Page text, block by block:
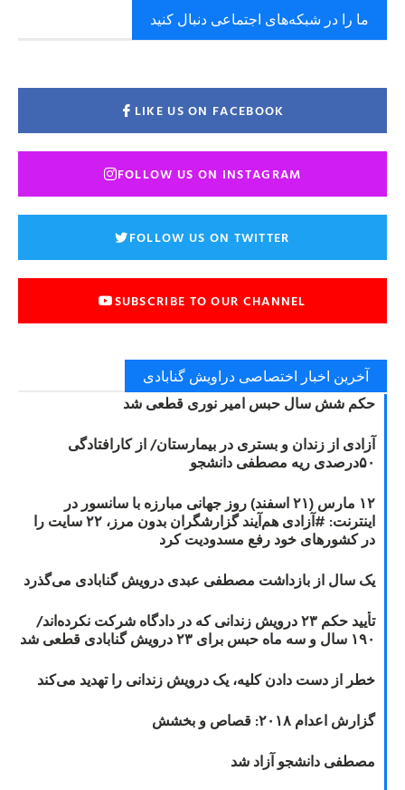
ما را در شبکه‌های اجتماعی دنبال کنید
LIKE US ON FACEBOOK
FOLLOW US ON INSTAGRAM
FOLLOW US ON TWITTER
SUBSCRIBE TO OUR CHANNEL
آخرین اخبار اختصاصی دراویش گنابادی
حکم شش سال حبس امیر نوری قطعی شد
آزادی از زندان و بستری در بیمارستان/ از کارافتادگی
۵۰درصدی ریه مصطفی دانشجو
۱۲ مارس (۲۱ اسفند) روز جهانی مبارزه با سانسور در
اینترنت: #آزادی هم‌آیند گزارشگران‌ بدون مرز، ۲۲ سایت را
در کشورهای خود رفع مسدودیت کرد
یک سال از بازداشت مصطفی عبدی درویش گنابادی می‌گذرد
تأیید حکم ۲۳ درویش زندانی که در دادگاه شرکت نکرده‌اند/
۱۹۰ سال و سه ماه حبس برای ۲۳ درویش گنابادی قطعی شد
خطر از دست دادن کلیه، یک درویش زندانی را تهدید می‌کند
گزارش اعدام ۲۰۱۸: قصاص و بخشش
مصطفی دانشجو آزاد شد